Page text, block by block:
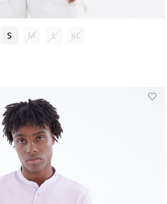
S M L XL